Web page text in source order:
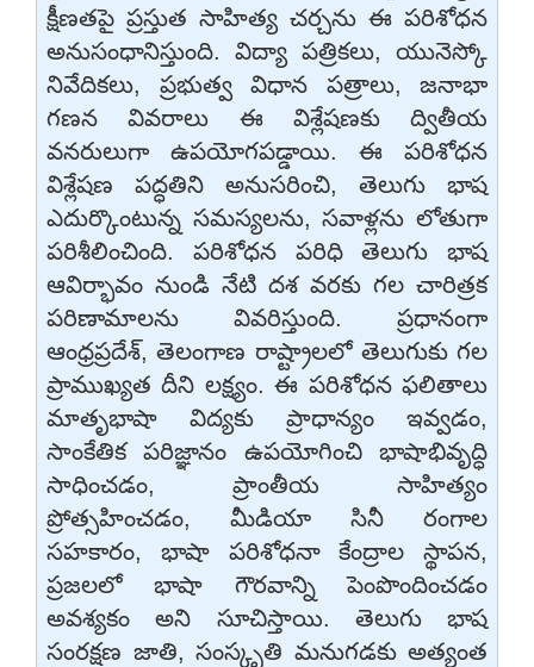
క్షీణతపై ప్రస్తుత సాహిత్య చర్చను ఈ పరిశోధన
అనుసంధానిస్తుంది. విద్యా పత్రికలు, యునెస్కో
నివేదికలు, ప్రభుత్వ విధాన పత్రాలు, జనాభా
గణన వివరాలు ఈ విశ్లేషణకు ద్వితీయ
వనరులుగా ఉపయోగపడ్డాయి. ఈ పరిశోధన
విశ్లేషణ పద్ధతిని అనుసరించి, తెలుగు భాష
ఎదుర్కొంటున్న సమస్యలను, సవాళ్లను లోతుగా
పరిశీలించింది. పరిశోధన పరిధి తెలుగు భాష
ఆవిర్భావం నుండి నేటి దశ వరకు గల చారిత్రక
పరిణామాలను వివరిస్తుంది. ప్రధానంగా
ఆంధ్రప్రదేశ్, తెలంగాణ రాష్ట్రాలలో తెలుగుకు గల
ప్రాముఖ్యత దీని లక్ష్యం. ఈ పరిశోధన ఫలితాలు
మాతృభాషా విద్యకు ప్రాధాన్యం ఇవ్వడం,
సాంకేతిక పరిజ్ఞానం ఉపయోగించి భాషాభివృద్ధి
సాధించడం, ప్రాంతీయ సాహిత్యం
ప్రోత్సహించడం, మీడియా సినీ రంగాల
సహకారం, భాషా పరిశోధనా కేంద్రాల స్థాపన,
ప్రజలలో భాషా గౌరవాన్ని పెంపొందించడం
అవశ్యకం అని సూచిస్తాయి. తెలుగు భాష
సంరక్షణ జాతి, సంస్కృతి మనుగడకు అత్యంత